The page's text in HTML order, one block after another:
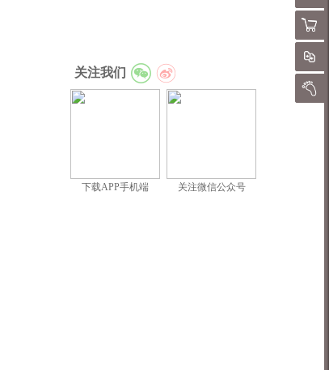
购物
对
我的
关注我们
下载APP手机端 关注微信公众号